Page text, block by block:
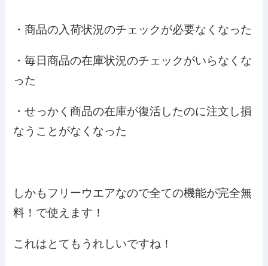
・商品の入荷状況のチェックが必要なくなった
・毎日商品の在庫状況のチェックがいらなくな
った
・せっかく商品の在庫が復活したのに注文し損
なうことがなくなった
しかも フリーウエアなので全ての機能が完全無
料 ！で使えます！
これはとてもうれしいですね！